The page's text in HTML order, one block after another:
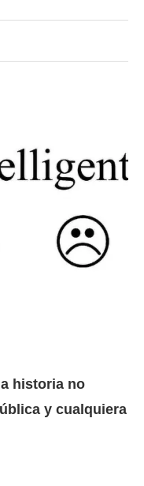
historia no
y cualquiera